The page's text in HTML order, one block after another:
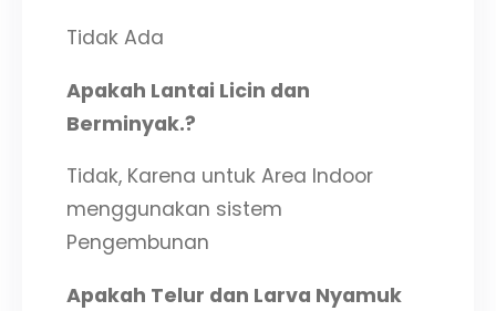
Tidak Ada
Apakah Lantai Licin dan
Berminyak.?
Tidak, Karena untuk Area Indoor
menggunakan sistem
Pengembunan
Apakah Telur dan Larva Nyamuk